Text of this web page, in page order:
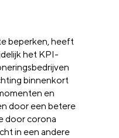
beperken, heeft
het KPI-
binnenkort
en
door een betere
door corona
in een andere